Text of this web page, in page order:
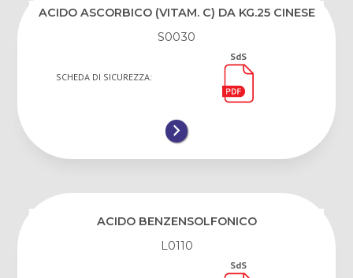
ACIDO ASCORBICO (VITAM. C) DA KG.25 CINESE
S0030
SCHEDA DI SICUREZZA:
SdS
ACIDO BENZENSOLFONICO
L0110
SdS